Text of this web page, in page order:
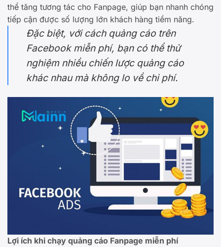
thể tăng tương tác cho Fanpage, giúp bạn nhanh chóng
tiếp cận được số lượng lớn khách hàng tiềm năng.
Đặc biệt, với cách quảng cáo trên
Facebook miễn phí, bạn có thể thử
nghiệm nhiều chiến lược quảng cáo
khác nhau mà không lo về chi phí.
Lợi ích khi chạy quảng cáo Fanpage miễn phí